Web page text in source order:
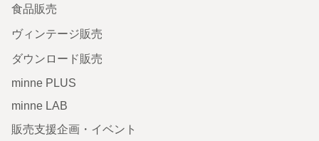
食品販売
ヴィンテージ販売
ダウンロード販売
minne PLUS
minne LAB
販売支援企画・イベント